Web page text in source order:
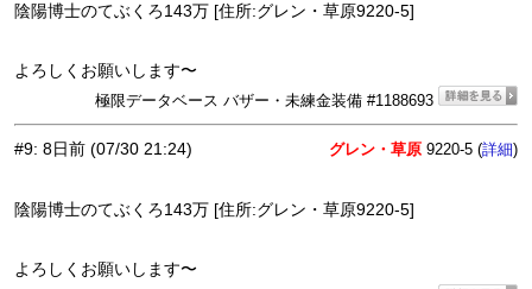
陰陽博士のてぶくろ143万 [住所:グレン・草原9220-5]
よろしくお願いします〜
極限データベース バザー・未練金装備 #1188693
#9: 8日前 (07/30 21:24) グレン・草原 9220-5 (詳細)
陰陽博士のてぶくろ143万 [住所:グレン・草原9220-5]
よろしくお願いします〜